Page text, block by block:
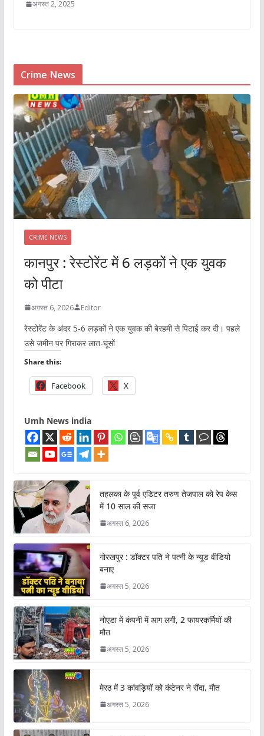
अगस्त 2, 2025
Crime News
CRIME NEWS
कानपुर : रेस्टोरेंट में 6 लड़कों ने एक युवक
को पीटा
अगस्त 6, 2026 Editor
रेस्टोरेंट के अंदर 5-6 लड़कों ने एक युवक की बेरहमी से पिटाई कर दी। पहले
उसे जमीन पर गिराकर लात-घूंसों
Share this:
Facebook X
Umh News india
तहलका के पूर्व एडिटर तरुण तेजपाल को रेप केस
में 10 साल की सजा
अगस्त 6, 2026
गोरखपुर : डॉक्टर पति ने पत्नी के न्यूड वीडियो
बनाए
अगस्त 5, 2026
नोएडा में कंपनी में आग लगी, 2 फायरकर्मियों की
मौत
अगस्त 5, 2026
मेरठ में 3 कांवड़ियों को कंटेनर ने रौंदा, मौत
अगस्त 5, 2026